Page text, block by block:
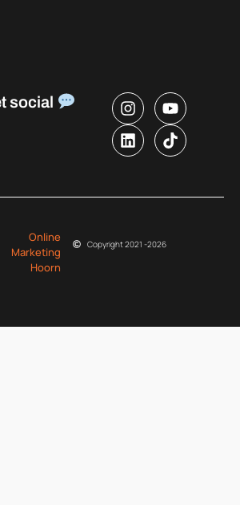
social
Online
Marketing
Hoorn
Copyright 2021 -2026